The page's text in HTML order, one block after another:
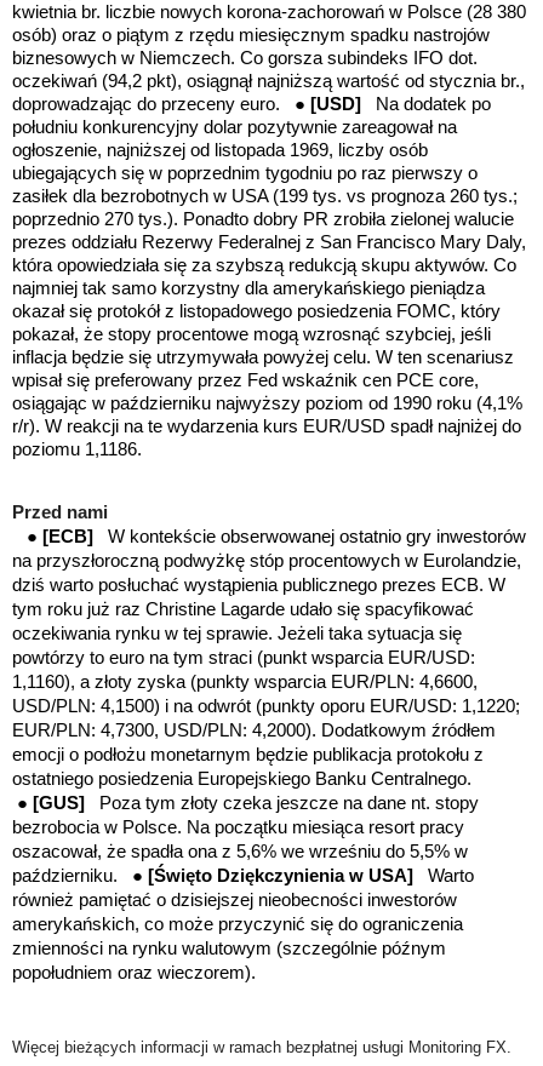
kwietnia br. liczbie nowych korona-zachorowań w Polsce (28 380
osób) oraz o piątym z rzędu miesięcznym spadku nastrojów
biznesowych w Niemczech. Co gorsza subindeks IFO dot.
oczekiwań (94,2 pkt), osiągnął najniższą wartość od stycznia br.,
doprowadzając do przeceny euro. ● [USD] Na dodatek po
południu konkurencyjny dolar pozytywnie zareagował na
ogłoszenie, najniższej od listopada 1969, liczby osób
ubiegających się w poprzednim tygodniu po raz pierwszy o
zasiłek dla bezrobotnych w USA (199 tys. vs prognoza 260 tys.;
poprzednio 270 tys.). Ponadto dobry PR zrobiła zielonej walucie
prezes oddziału Rezerwy Federalnej z San Francisco Mary Daly,
która opowiedziała się za szybszą redukcją skupu aktywów. Co
najmniej tak samo korzystny dla amerykańskiego pieniądza
okazał się protokół z listopadowego posiedzenia FOMC, który
pokazał, że stopy procentowe mogą wzrosnąć szybciej, jeśli
inflacja będzie się utrzymywała powyżej celu. W ten scenariusz
wpisał się preferowany przez Fed wskaźnik cen PCE core,
osiągając w październiku najwyższy poziom od 1990 roku (4,1%
r/r). W reakcji na te wydarzenia kurs EUR/USD spadł najniżej do
poziomu 1,1186.
Przed nami
● [ECB] W kontekście obserwowanej ostatnio gry inwestorów
na przyszłoroczną podwyżkę stóp procentowych w Eurolandzie,
dziś warto posłuchać wystąpienia publicznego prezes ECB. W
tym roku już raz Christine Lagarde udało się spacyfikować
oczekiwania rynku w tej sprawie. Jeżeli taka sytuacja się
powtórzy to euro na tym straci (punkt wsparcia EUR/USD:
1,1160), a złoty zyska (punkty wsparcia EUR/PLN: 4,6600,
USD/PLN: 4,1500) i na odwrót (punkty oporu EUR/USD: 1,1220;
EUR/PLN: 4,7300, USD/PLN: 4,2000). Dodatkowym źródłem
emocji o podłożu monetarnym będzie publikacja protokołu z
ostatniego posiedzenia Europejskiego Banku Centralnego.
● [GUS] Poza tym złoty czeka jeszcze na dane nt. stopy
bezrobocia w Polsce. Na początku miesiąca resort pracy
oszacował, że spadła ona z 5,6% we wrześniu do 5,5% w
październiku. ● [Święto Dziękczynienia w USA]
Warto
również pamiętać o dzisiejszej nieobecności inwestorów
amerykańskich, co może przyczynić się do ograniczenia
zmienności na rynku walutowym (szczególnie późnym
popołudniem oraz wieczorem).
Więcej bieżących informacji w ramach bezpłatnej usługi Monitoring FX.